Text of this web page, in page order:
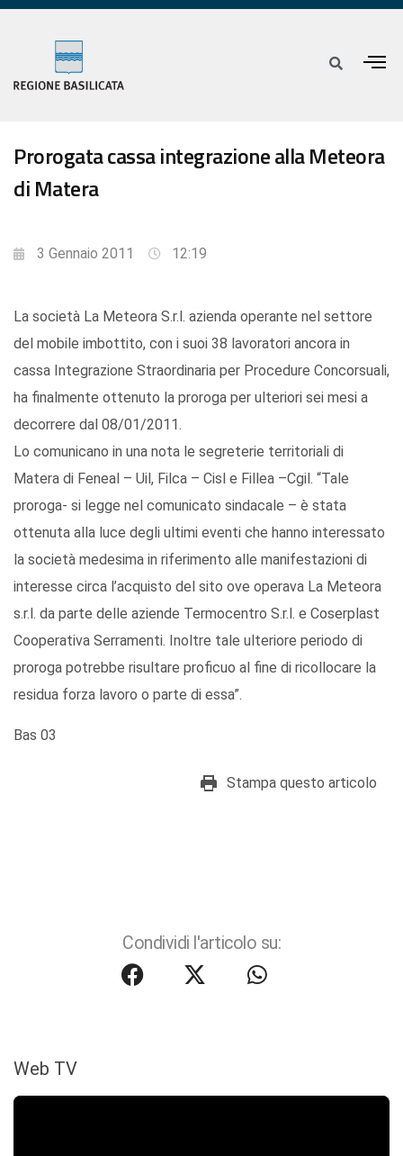
Prorogata cassa integrazione alla Meteora
di Matera
3 Gennaio 2011 12:19
La società La Meteora S.r.l. azienda operante nel settore
del mobile imbottito, con i suoi 38 lavoratori ancora in
cassa Integrazione Straordinaria per Procedure Concorsuali,
ha finalmente ottenuto la proroga per ulteriori sei mesi a
decorrere dal 08/01/2011.
Lo comunicano in una nota le segreterie territoriali di
Matera di Feneal – Uil, Filca – Cisl e Fillea –Cgil. “Tale
proroga- si legge nel comunicato sindacale – è stata
ottenuta alla luce degli ultimi eventi che hanno interessato
la società medesima in riferimento alle manifestazioni di
interesse circa l’acquisto del sito ove operava La Meteora
s.r.l. da parte delle aziende Termocentro S.r.l. e Coserplast
Cooperativa Serramenti. Inoltre tale ulteriore periodo di
proroga potrebbe risultare proficuo al fine di ricollocare la
residua forza lavoro o parte di essa”.
Bas 03
Stampa questo articolo
Condividi l'articolo su:
Web TV